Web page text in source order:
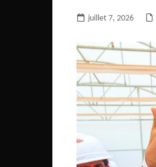
juillet 7, 2026